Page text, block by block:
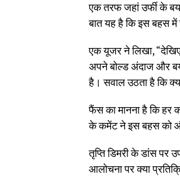
एक तरफ जहां उर्फी के
बात यह है कि इस बहस में
एक यूजर ने लिखा,
अपने बोल्ड अंदाज और
है। सवाल उठता है कि
फैंस का मानना ​​है कि हर
के कमेंट ने इस बहस को और
तृप्ति डिमरी के डांस पर
आलोचना पर क्या